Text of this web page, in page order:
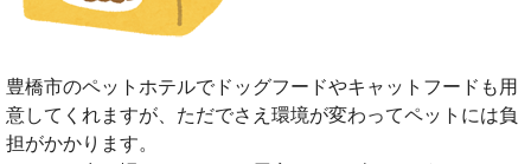
豊橋市のペットホテルでドッグフードやキャットフードも用
意してくれますが、ただでさえ環境が変わってペットには負
担がかかります。